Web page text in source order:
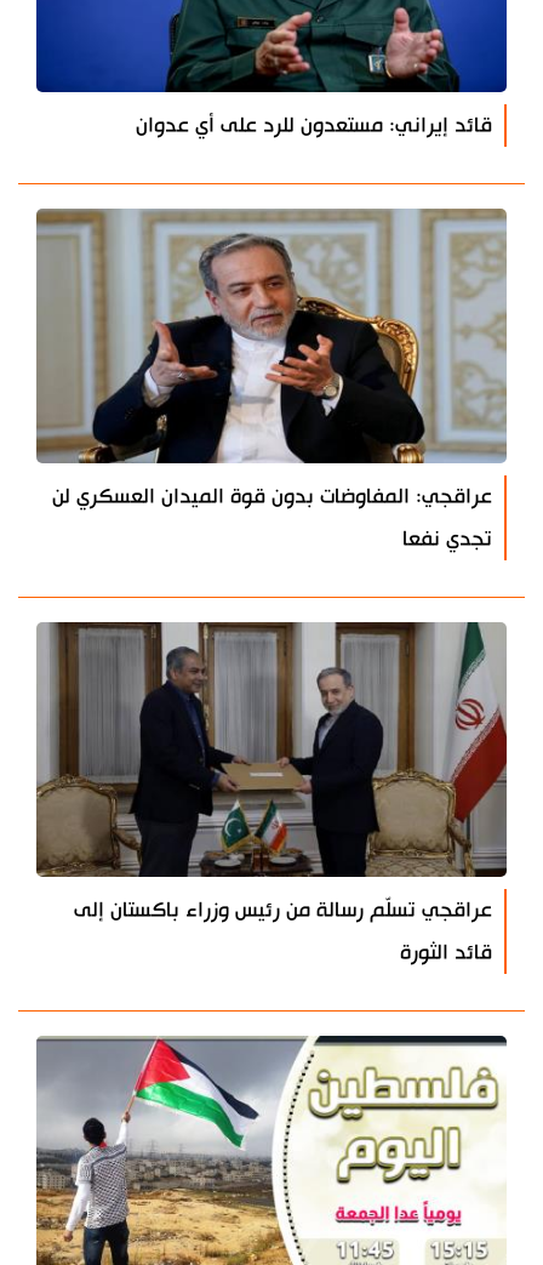
قائد إيراني: مستعدون للرد على أي عدوان
عراقجي: المفاوضات بدون قوة الميدان العسكري لن
تجدي نفعا
عراقجي تسلّم رسالة من رئيس وزراء باكستان إلى
قائد الثورة